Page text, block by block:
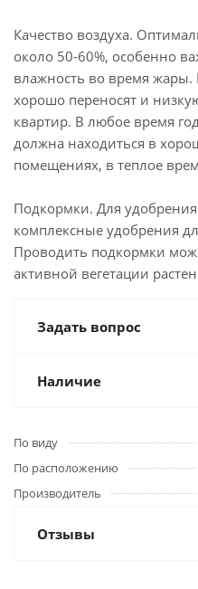
Качество воздуха.
около 50-60%, особенно
влажность во время жары.
хорошо переносят и
квартир. В любое время
должна находиться в
помещениях, в теплое
Подкормки. Для удобрения
комплексные удобрения
Проводить подкормки
активной вегетации
Задать вопрос
Наличие
По виду
По расположению
Производитель
Отзывы